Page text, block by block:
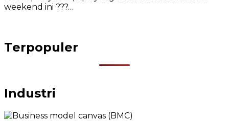
weekend ini ???…
Terpopuler
Industri